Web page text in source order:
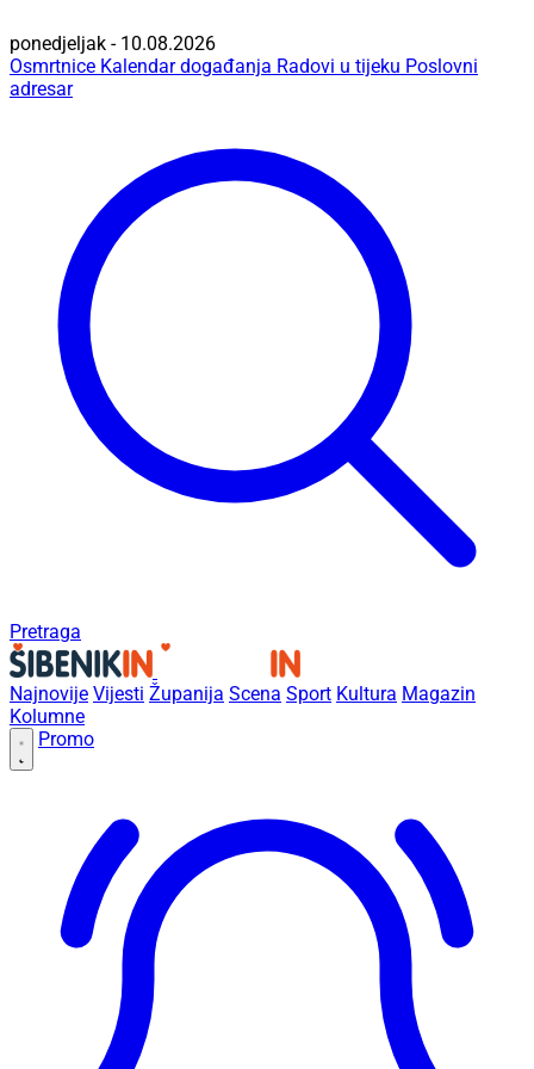
ponedjeljak - 10.08.2026
Osmrtnice Kalendar događanja Radovi u tijeku Poslovni
adresar
Pretraga
Najnovije Vijesti Županija Scena Sport Kultura Magazin
Kolumne
Promo